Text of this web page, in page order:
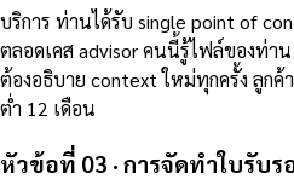
บริการ ท่านได้รับ single point of
ตลอดเคส advisor คนนี้รู้ไฟล์ของท่า
ต้องอธิบาย context ใหม่ทุกครั้ง ลูกค้
ต่ำ 12 เดือน
หัวข้อที่ 03 · การจัดทำใบรับ